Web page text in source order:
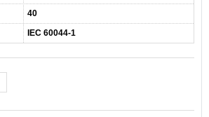
40
IEC 60044-1